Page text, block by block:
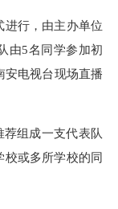
行，由主办单位
由5名同学参加初
安电视台现场直播
组成一支代表队
校或多所学校的同